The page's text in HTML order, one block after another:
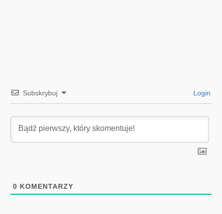
Subskrybuj Login
0 KOMENTARZY